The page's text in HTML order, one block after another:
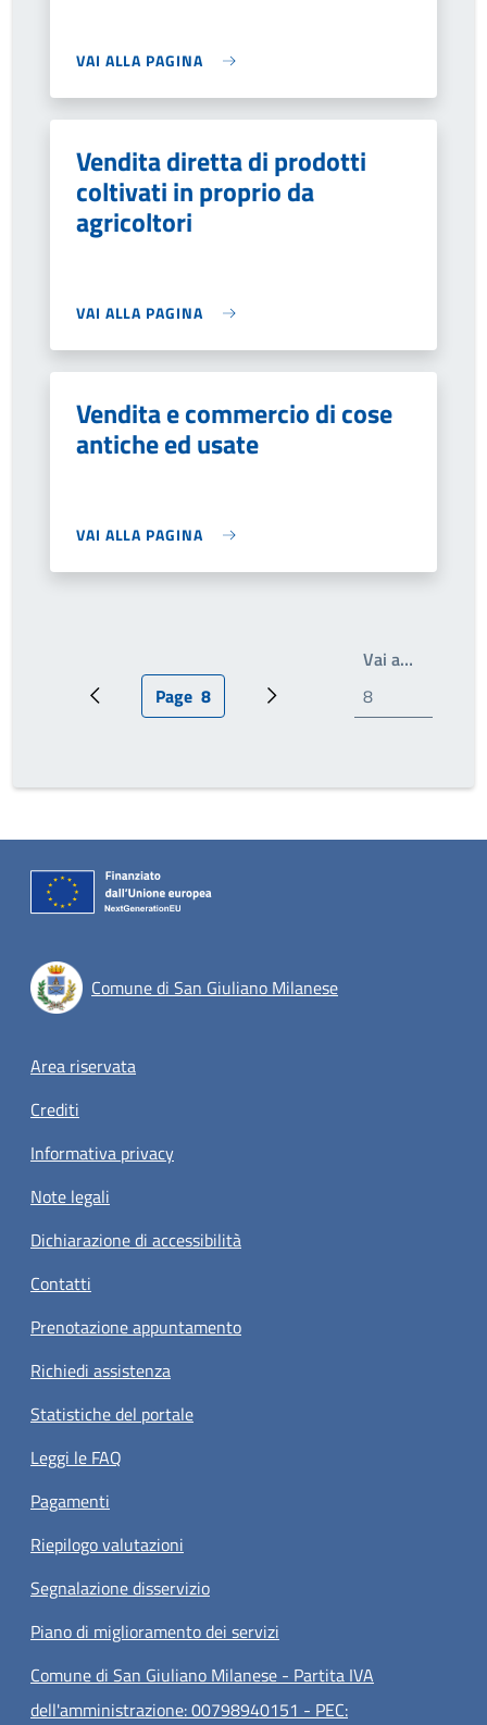
VAI ALLA PAGINA
Vendita diretta di prodotti
coltivati in proprio da
agricoltori
VAI ALLA PAGINA
Vendita e commercio di cose
antiche ed usate
VAI ALLA PAGINA
Pagina precedentePagina attuale
Page 8 Prossima pagina
Vai a…Write the
Comune di San Giuliano Milanese
Footer menu
Area riservata
Crediti
Informativa privacy
Note legali
Dichiarazione di accessibilità
Contatti
Prenotazione appuntamento
Richiedi assistenza
Statistiche del portale
Leggi le FAQ
Pagamenti
Riepilogo valutazioni
Segnalazione disservizio
Piano di miglioramento dei servizi
Comune di San Giuliano Milanese - Partita IVA
dell'amministrazione: 00798940151 - PEC: